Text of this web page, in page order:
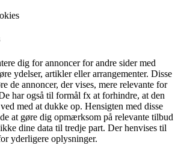
dig for annoncer for andre sider med
ydelser, artikler eller arrangementer. Disse
de annoncer, der vises, mere relevante for
har også til formål fx at forhindre, at den
med at dukke op. Hensigten med disse
at gøre dig opmærksom på relevante tilbud
dine data til tredje part. Der henvises til
yderligere oplysninger.